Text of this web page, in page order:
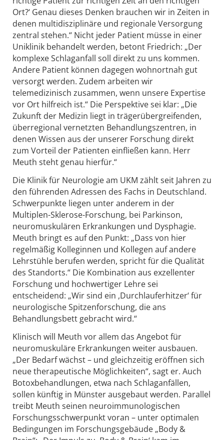
Ort?‘ Genau dieses Denken brauchen wir in Zeiten in
denen multidisziplinäre und regionale Versorgung
zentral stehen.“ Nicht jeder Patient müsse in einer
Uniklinik behandelt werden, betont Friedrich: „Der
komplexe Schlaganfall soll direkt zu uns kommen.
Andere Patient können dagegen wohnortnah gut
versorgt werden. Zudem arbeiten wir
telemedizinisch zusammen, wenn unsere Expertise
vor Ort hilfreich ist.“ Die Perspektive sei klar: „Die
Zukunft der Medizin liegt in trägerübergreifenden,
überregional vernetzten Behandlungszentren, in
denen Wissen aus der unserer Forschung direkt
zum Vorteil der Patienten einfließen kann. Herr
Meuth steht genau hierfür.“
Die Klinik für Neurologie am UKM zählt seit Jahren zu
den führenden Adressen des Fachs in Deutschland.
Schwerpunkte liegen unter anderem in der
Multiplen-Sklerose-Forschung, bei Parkinson,
neuromuskulären Erkrankungen und Dysphagie.
Meuth bringt es auf den Punkt: „Dass von hier
regelmäßig Kolleginnen und Kollegen auf andere
Lehrstühle berufen werden, spricht für die Qualität
des Standorts.“ Die Kombination aus exzellenter
Forschung und hochwertiger Lehre sei
entscheidend: „Wir sind ein ,Durchlauferhitzer‘ für
neurologische Spitzenforschung, die ans
Behandlungsbett gebracht wird.“
Klinisch will Meuth vor allem das Angebot für
neuromuskuläre Erkrankungen weiter ausbauen.
„Der Bedarf wächst – und gleichzeitig eröffnen sich
neue therapeutische Möglichkeiten“, sagt er. Auch
Botoxbehandlungen, etwa nach Schlaganfällen,
sollen künftig in Münster ausgebaut werden. Parallel
treibt Meuth seinen neuroimmunologischen
Forschungsschwerpunkt voran – unter optimalen
Bedingungen im Forschungsgebäude „Body &